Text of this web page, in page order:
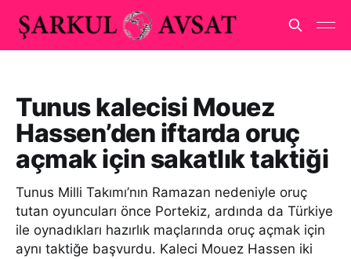
Tunus kalecisi Mouez
Hassen’den iftarda oruç
açmak için sakatlık taktiği
Tunus Milli Takımı’nın Ramazan nedeniyle oruç
tutan oyuncuları önce Portekiz, ardında da Türkiye
ile oynadıkları hazırlık maçlarında oruç açmak için
aynı taktiğe başvurdu. Kaleci Mouez Hassen iki